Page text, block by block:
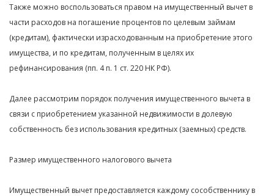
Также можно воспользоваться правом на имущественный вычет в
части расходов на погашение процентов по целевым займам
(кредитам), фактически израсходованным на приобретение этого
имущества, и по кредитам, полученным в целях их
рефинансирования (пп. 4 п. 1 ст. 220 НК РФ).
Далее рассмотрим порядок получения имущественного вычета в
связи с приобретением указанной недвижимости в долевую
собственность без использования кредитных (заемных) средств.
Размер имущественного налогового вычета
Имущественный вычет предоставляется каждому сособственнику в